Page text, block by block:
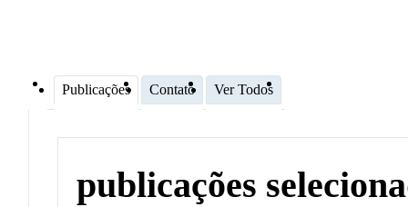
Publicações Contato Ver Todos
publicações